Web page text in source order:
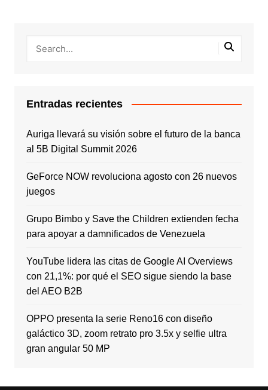
Entradas recientes
Auriga llevará su visión sobre el futuro de la banca
al 5B Digital Summit 2026
GeForce NOW revoluciona agosto con 26 nuevos
juegos
Grupo Bimbo y Save the Children extienden fecha
para apoyar a damnificados de Venezuela
YouTube lidera las citas de Google AI Overviews
con 21,1%: por qué el SEO sigue siendo la base
del AEO B2B
OPPO presenta la serie Reno16 con diseño
galáctico 3D, zoom retrato pro 3.5x y selfie ultra
gran angular 50 MP